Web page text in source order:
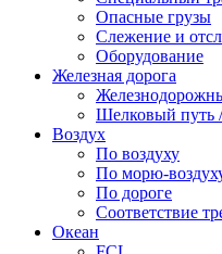
Опасные грузы
Слежение и
Оборудование
Железная дорога
Шелковый путь
Воздух
По воздуху
По морю-
По дороге
Соответствие
Океан